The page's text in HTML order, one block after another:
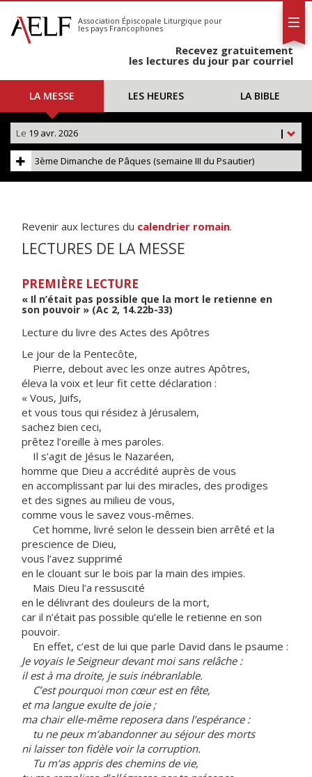
S'abonner
Calendrier
Association Épiscopale Liturgique pour
les pays Francophones
Recevez gratuitement
les lectures du jour par courriel
LA MESSE LES HEURES LA BIBLE
|
Le 19 avr. 2026
3ème Dimanche de Pâques (semaine III du Psautier)
Revenir aux lectures du calendrier romain.
LECTURES DE LA MESSE
PREMIÈRE LECTURE
« Il n’était pas possible que la mort le retienne en
son pouvoir » (Ac 2, 14.22b-33)
Lecture du livre des Actes des Apôtres
Le jour de la Pentecôte,
Pierre, debout avec les onze autres Apôtres,
éleva la voix et leur fit cette déclaration :
« Vous, Juifs,
et vous tous qui résidez à Jérusalem,
sachez bien ceci,
prêtez l’oreille à mes paroles.
Il s’agit de Jésus le Nazaréen,
homme que Dieu a accrédité auprès de vous
en accomplissant par lui des miracles, des prodiges
et des signes au milieu de vous,
comme vous le savez vous-mêmes.
Cet homme, livré selon le dessein bien arrêté et la
prescience de Dieu,
vous l’avez supprimé
en le clouant sur le bois par la main des impies.
Mais Dieu l’a ressuscité
en le délivrant des douleurs de la mort,
car il n’était pas possible qu’elle le retienne en son
pouvoir.
En effet, c’est de lui que parle David dans le psaume :
Je voyais le Seigneur devant moi sans relâche :
il est à ma droite, je suis inébranlable.
C’est pourquoi mon cœur est en fête,
et ma langue exulte de joie ;
ma chair elle-même reposera dans l’espérance :
tu ne peux m’abandonner au séjour des morts
ni laisser ton fidèle voir la corruption.
Tu m’as appris des chemins de vie,